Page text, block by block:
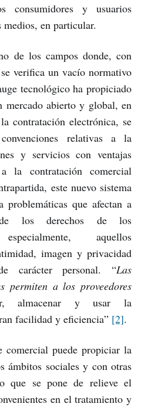
consumidores y usuarios
medios, en particular.
de los campos donde, con
verifica un vacío normativo
tecnológico ha propiciado
mercado abierto y global, en
contratación electrónica, se
relativas a la
y servicios con ventajas
la contratación comercial
este nuevo sistema
problemáticas que afectan a
los derechos de los
aquellos
imagen y privacidad
carácter personal. “Las
permiten a los proveedores
almacenar y usar la
facilidad y eficiencia” [2].
comercial puede propiciar la
ámbitos sociales y con otras
que se pone de relieve el
en el tratamiento y